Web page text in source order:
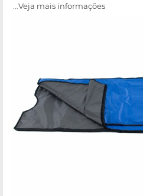
...Veja mais informações